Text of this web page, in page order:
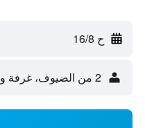
ح 16/8
2 من الضيوف، غرفة واحدة